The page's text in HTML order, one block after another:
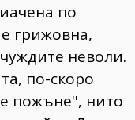
по
грижовна,
неволи.
по-скоро
пожъне'', нито